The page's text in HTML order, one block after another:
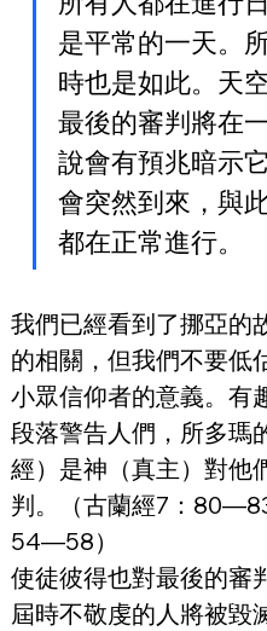
是平常的一天。
時也是如此。天
最後的審判將在
說會有預兆暗示
會突然到來，與
都在正常進行。
我們已經看到了挪亞的
的相關，但我們不要低
小眾信仰者的意義。有
段落警告人們，所多瑪
經）是神（真主）對他
判。（古蘭經7：
54—58）
使徒彼得也對最後的審
屆時不敬虔的人將被毀